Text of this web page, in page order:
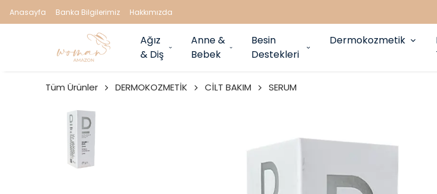
Anasayfa Banka Bilgilerimiz Hakkımızda
Ağız
& Diş
Anne &
Bebek
Besin
Destekleri
Dermokozmetik
Tüm Ürünler DERMOKOZMETİK CİLT BAKIM SERUM